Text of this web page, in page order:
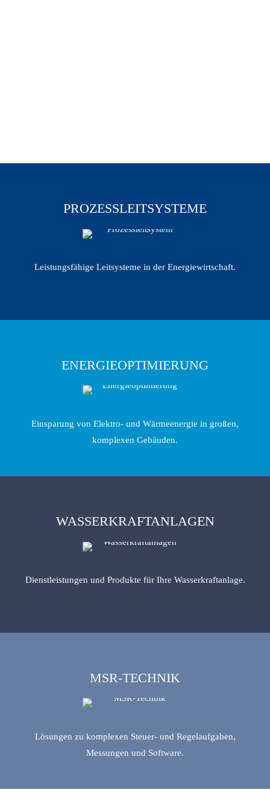
PROZESSLEITSYSTEME
Leistungsfähige Leitsysteme in der Energiewirtschaft.
ENERGIEOPTIMIERUNG
Einsparung von Elektro- und Wärmeenergie in großen,
komplexen Gebäuden.
WASSERKRAFTANLAGEN
Dienstleistungen und Produkte für Ihre Wasserkraftanlage.
MSR-TECHNIK
Lösungen zu komplexen Steuer- und Regelaufgaben,
Messungen und Software.